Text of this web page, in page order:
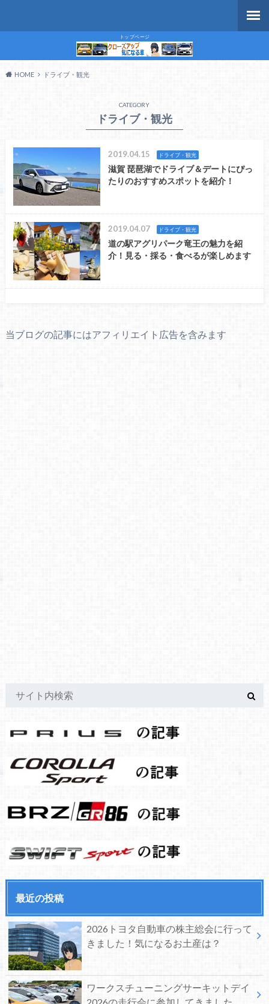
トップページ
HOME ドライブ・観光
CATEGORY
ドライブ・観光
2019.04.15 ドライブ・観光
滋賀 琵琶湖でドライブ＆デートにぴっ
たりのおすすめスポットを紹介！
2019.04.07 ドライブ・観光
道の駅アグリパーク竜王の魅力を紹
介！見る・採る・食べるが楽しめます
当ブログの記事にはアフィリエイト広告を含みます
最近の投稿
2026トヨタ自動車の株主総会に行って
きました！気になるお土産は？
ワークスチューニングサーキットデイ